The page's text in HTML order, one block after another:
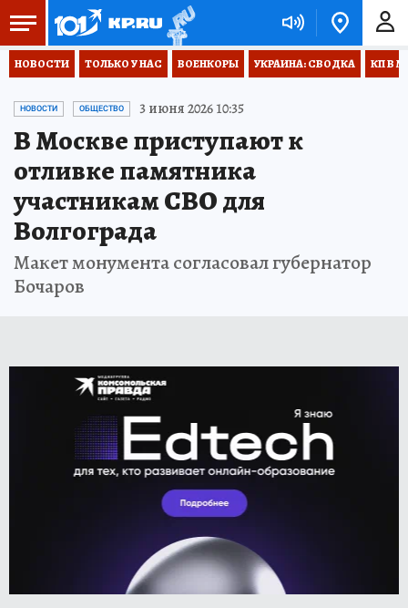
НОВОСТИ ТОЛЬКО У НАС ВОЕНКОРЫ УКРАИНА: СВОДКА КП В
НОВОСТИ ОБЩЕСТВО 3 июня 2026 10:35
В Москве приступают к
отливке памятника
участникам СВО для
Волгограда
Макет монумента согласовал губернатор
Бочаров